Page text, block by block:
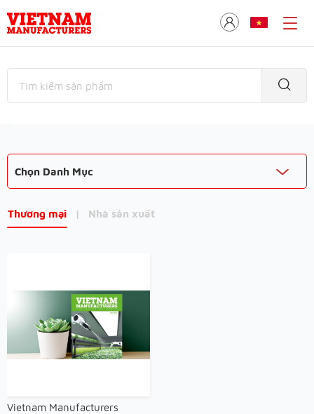
Chọn Danh Mục
Thương mại | Nhà sản xuất
Vietnam Manufacturers